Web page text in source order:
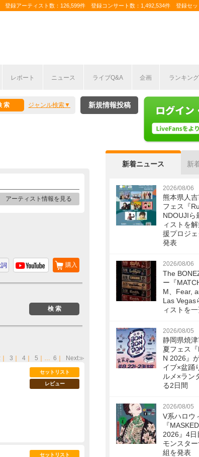
登録アーティスト数：126,599件 登録コンサート数：1,492,534件 登録セッ
レポート ニュース ライブQ&A 企画 ランキング
ジャンル検索 新規情報投稿
アーティスト情報を見る
購入
｜ 3 ｜ 4 ｜ 5 ｜… 6 ｜ Next≫
セットリスト
レビュー
セットリスト
新着ニュース 新
2026/08/06
熊本県人
フェス『
NDOUJIら
ィストを
援プロジ
発表
2026/08/06
The
ー『
M、Fear,
Las Vegas
ィストを
2026/08/05
静岡県焼
夏フェス
N 2026』
イブ×盆踊
ルメ×ラン
る2日間
2026/08/05
V系ハロウ
『
2026』4日
モンスタ
組を発表